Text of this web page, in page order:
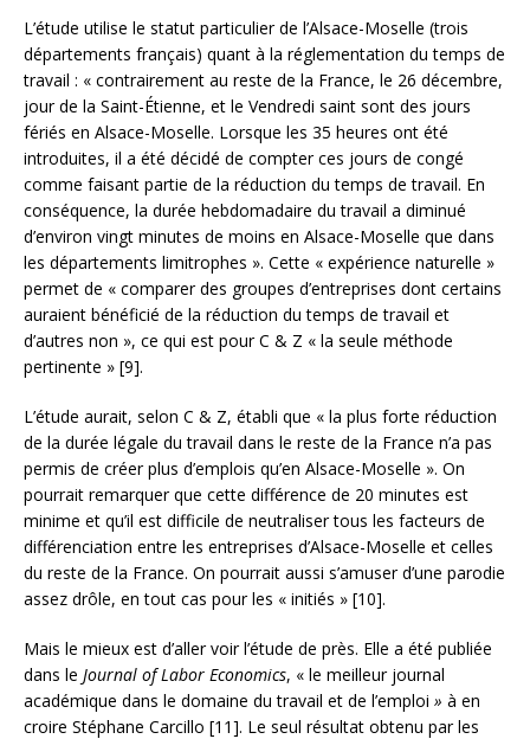
L’étude utilise le statut particulier de l’Alsace-Moselle (trois
départements français) quant à la réglementation du temps de
travail : « contrairement au reste de la France, le 26 décembre,
jour de la Saint-Étienne, et le Vendredi saint sont des jours
fériés en Alsace-Moselle. Lorsque les 35 heures ont été
introduites, il a été décidé de compter ces jours de congé
comme faisant partie de la réduction du temps de travail. En
conséquence, la durée hebdomadaire du travail a diminué
d’environ vingt minutes de moins en Alsace-Moselle que dans
les départements limitrophes ». Cette « expérience naturelle »
permet de « comparer des groupes d’entreprises dont certains
auraient bénéficié de la réduction du temps de travail et
d’autres non », ce qui est pour C & Z « la seule méthode
pertinente » [9].
L’étude aurait, selon C & Z, établi que « la plus forte réduction
de la durée légale du travail dans le reste de la France n’a pas
permis de créer plus d’emplois qu’en Alsace-Moselle ». On
pourrait remarquer que cette différence de 20 minutes est
minime et qu’il est difficile de neutraliser tous les facteurs de
différenciation entre les entreprises d’Alsace-Moselle et celles
du reste de la France. On pourrait aussi s’amuser d’une parodie
assez drôle, en tout cas pour les « initiés » [10].
Mais le mieux est d’aller voir l’étude de près. Elle a été publiée
dans le Journal of Labor Economics, « le meilleur journal
académique dans le domaine du travail et de l’emploi » à en
croire Stéphane Carcillo [11]. Le seul résultat obtenu par les